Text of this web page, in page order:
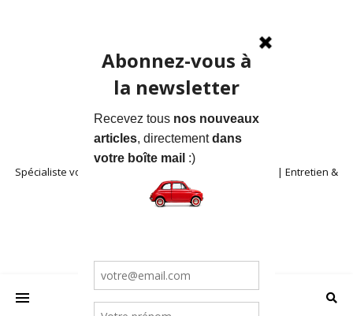
Spécialiste voitures anciennes en Provence | Location | Entretien &
Restauration | Blog